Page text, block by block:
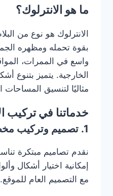
ما هو الانترلوك؟
الانترلوك هو نوع من
بقوة تحمله ومظهره
واسع في الممرات،
الخارجية. يتميز بتنوع
مثاليًا لتنسيق المساحات
خدماتنا في تركيب
1. تصميم وتركيب مخصص
نقدم تصاميم مبتكرة
إمكانية اختيار أشكال
مع التصميم العام للموقع.